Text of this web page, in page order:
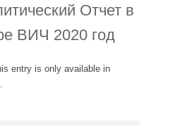
Отчет в
ВИЧ 2020 год
entry is only available in